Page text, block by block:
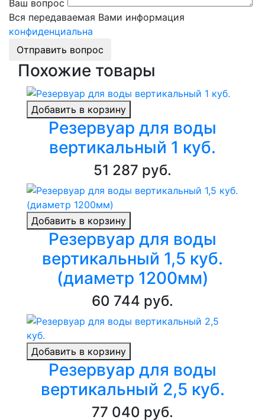
Ваш вопрос
Вся передаваемая Вами информация
конфиденциальна
Отправить вопрос
Похожие товары
Добавить в корзину
Резервуар для воды
вертикальный 1 куб.
51 287 руб.
Добавить в корзину
Резервуар для воды
вертикальный 1,5 куб.
(диаметр 1200мм)
60 744 руб.
Добавить в корзину
Резервуар для воды
вертикальный 2,5 куб.
77 040 руб.